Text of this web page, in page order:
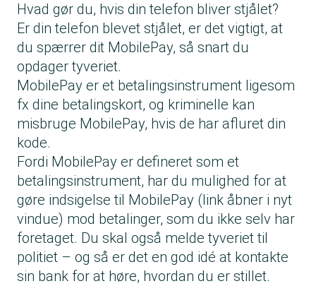
Hvad gør du, hvis din telefon bliver stjålet?
Er din telefon blevet stjålet, er det vigtigt, at
du spærrer dit MobilePay, så snart du
opdager tyveriet.
MobilePay er et betalingsinstrument ligesom
fx dine betalingskort, og kriminelle kan
misbruge MobilePay, hvis de har afluret din
kode.
Fordi MobilePay er defineret som et
betalingsinstrument, har du mulighed for at
gøre indsigelse til MobilePay (link åbner i nyt
vindue) mod betalinger, som du ikke selv har
foretaget. Du skal også melde tyveriet til
politiet – og så er det en god idé at kontakte
sin bank for at høre, hvordan du er stillet.